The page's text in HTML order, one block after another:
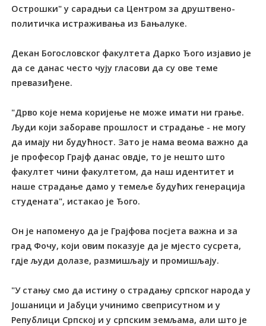
Острошки" у сарадњи са Центром за друштвено-
политичка истраживања из Бањалуке.
Декан Богословског факултета Дарко Ђого изјавио је
да се данас често чују гласови да су ове теме
превазиђене.
"Дрво које нема коријење не може имати ни грање.
Људи који забораве прошлост и страдање - не могу
да имају ни будућност. Зато је нама веома важно да
је професор Грајф данас овдје, то је нешто што
факултет чини факултетом, да наш идентитет и
наше страдање дамо у темеље будућих генерација
студената", истакао је Ђого.
Он је напоменуо да је Грајфова посјета важна и за
град Фочу, који овим показује да је мјесто сусрета,
гдје људи долазе, размишљају и промишљају.
"У стању смо да истину о страдању српског народа у
Јошаници и Јабуци учинимо свеприсутном и у
Републици Српској и у српским земљама, али што је